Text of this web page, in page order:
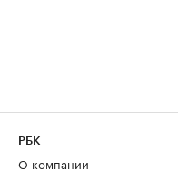
РБК
О компании